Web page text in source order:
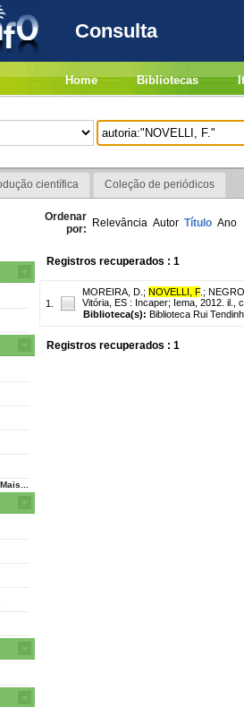
Consulta
Home Bibliotecas
científica Coleção de periódicos
Mais...
Ordenar
por: Relevância Autor Título Ano
Registros recuperados : 1
1.
MOREIRA, D. ; NOVELLI, F. ;
Vitória, ES : Incaper; Iema, 2012. il.,
Biblioteca(s): Biblioteca Rui
Registros recuperados : 1